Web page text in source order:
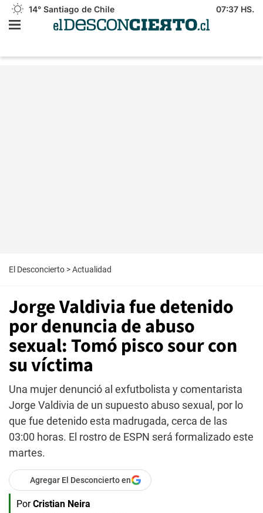
14° Santiago de Chile 07:37 HS.
El Desconcierto >Actualidad
Jorge Valdivia fue detenido
por denuncia de abuso
sexual: Tomó pisco sour con
su víctima
Una mujer denunció al exfutbolista y comentarista
Jorge Valdivia de un supuesto abuso sexual, por lo
que fue detenido esta madrugada, cerca de las
03:00 horas. El rostro de ESPN será formalizado este
martes.
Agregar El Desconcierto en
Por Cristian Neira